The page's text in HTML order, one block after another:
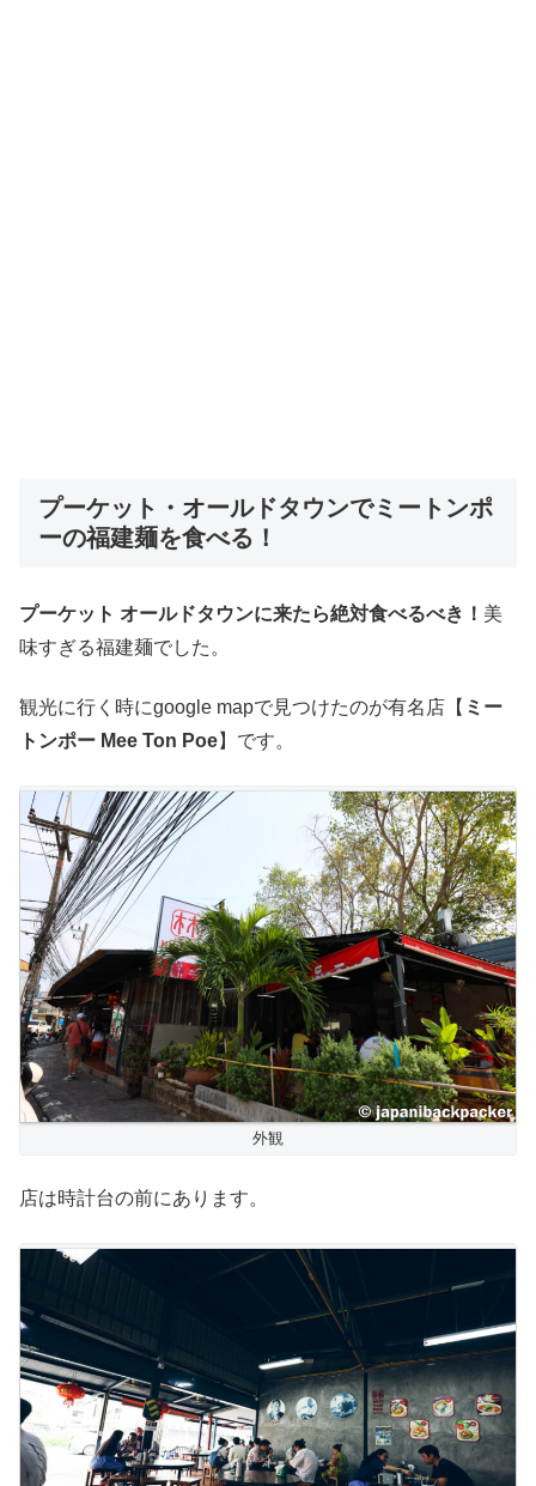
プーケット・オールドタウンでミートンポ
ーの福建麺を食べる！
プーケット オールドタウンに来たら絶対食べるべき！ 美
味すぎる福建麺でした。
観光に行く時にgoogle mapで見つけたのが有名店【 ミー
トンポー Mee Ton Poe】です。
外観
店は時計台の前にあります。